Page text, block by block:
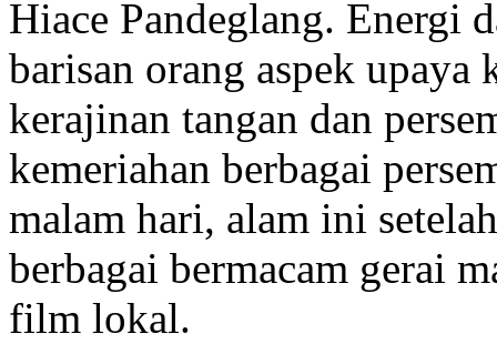
Hiace Pandeglang. Energi
barisan orang aspek
kerajinan tangan dan
kemeriahan berbagai
malam hari, alam ini
berbagai bermacam gerai
film lokal.